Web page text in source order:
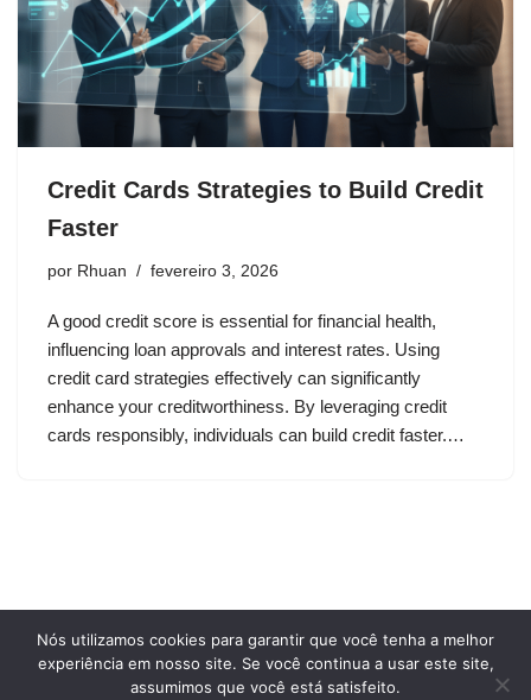
Credit Cards Strategies to Build Credit
Faster
por Rhuan fevereiro 3, 2026
A good credit score is essential for financial health,
influencing loan approvals and interest rates. Using
credit card strategies effectively can significantly
enhance your creditworthiness. By leveraging credit
cards responsibly, individuals can build credit faster.…
Privacy Policy
Terms and conditions of use
Cookie Policy Contact Us
Nós utilizamos cookies para garantir que você tenha a melhor
experiência em nosso site. Se você continua a usar este site,
assumimos que você está satisfeito.